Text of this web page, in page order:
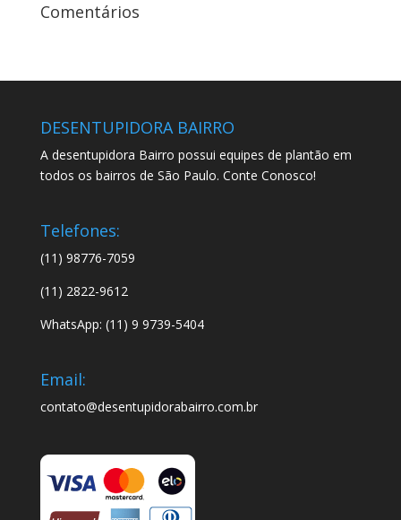
Comentários
DESENTUPIDORA BAIRRO
A desentupidora Bairro possui equipes de plantão em
todos os bairros de São Paulo. Conte Conosco!
Telefones:
(11) 98776-7059
(11) 2822-9612
WhatsApp: (11) 9 9739-5404
Email:
contato@desentupidorabairro.com.br